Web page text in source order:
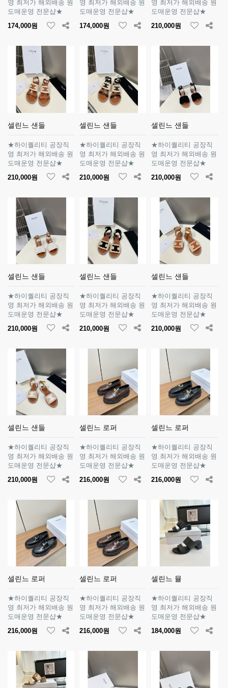
영 최저가 해외배송 원
도매운영 전문샵★
174,000원
영 최저가 해외배송 원
도매운영 전문샵★
174,000원
영 최저가 해외배송 원
도매운영 전문샵★
210,000원
셀린느 샌들
★하이퀄리티 공장직
영 최저가 해외배송 원
도매운영 전문샵★
210,000원
셀린느 샌들
★하이퀄리티 공장직
영 최저가 해외배송 원
도매운영 전문샵★
210,000원
셀린느 샌들
★하이퀄리티 공장직
영 최저가 해외배송 원
도매운영 전문샵★
210,000원
셀린느 샌들
★하이퀄리티 공장직
영 최저가 해외배송 원
도매운영 전문샵★
210,000원
셀린느 샌들
★하이퀄리티 공장직
영 최저가 해외배송 원
도매운영 전문샵★
210,000원
셀린느 샌들
★하이퀄리티 공장직
영 최저가 해외배송 원
도매운영 전문샵★
210,000원
셀린느 샌들
★하이퀄리티 공장직
영 최저가 해외배송 원
도매운영 전문샵★
210,000원
셀린느 로퍼
★하이퀄리티 공장직
영 최저가 해외배송 원
도매운영 전문샵★
216,000원
셀린느 로퍼
★하이퀄리티 공장직
영 최저가 해외배송 원
도매운영 전문샵★
216,000원
셀린느 로퍼
★하이퀄리티 공장직
영 최저가 해외배송 원
도매운영 전문샵★
216,000원
셀린느 로퍼
★하이퀄리티 공장직
영 최저가 해외배송 원
도매운영 전문샵★
216,000원
셀린느 뮬
★하이퀄리티 공장직
영 최저가 해외배송 원
도매운영 전문샵★
184,000원